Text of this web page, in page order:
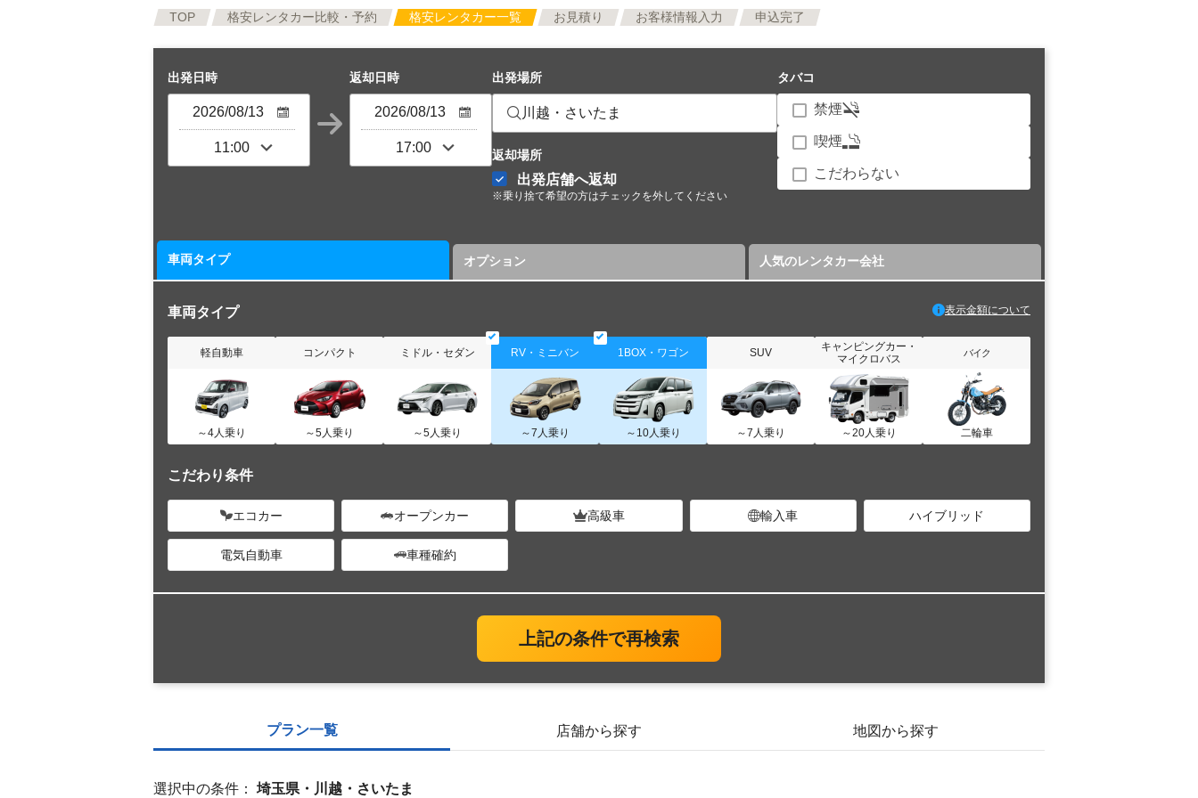
TOP 格安レンタカー比較・予約 格安レンタカー一覧 お見積り お客様情報入力 申込完了
出発日時 返却日時 出発場所
川越・さいたま
返却場所
出発店舗へ返却
※乗り捨て希望の方はチェックを外してください
タバコ
禁煙
喫煙
こだわらない
車両タイプ オプション 人気のレンタカー会社
車両タイプ 表示金額について
軽自動車
～4人乗り
コンパクト
～5人乗り
ミドル・セダン
～5人乗り
RV・ミニバン
～7人乗り
1BOX・ワゴン
～10人乗り
SUV
～7人乗り
キャンピングカー・
マイクロバス
～20人乗り
バイク
二輪車
こだわり条件
エコカー オープンカー 高級車 輸入車 ハイブリッド
電気自動車 車種確約
上記の条件で再検索
プラン一覧 店舗から探す 地図から探す
選択中の条件： 埼玉県・川越・さいたま